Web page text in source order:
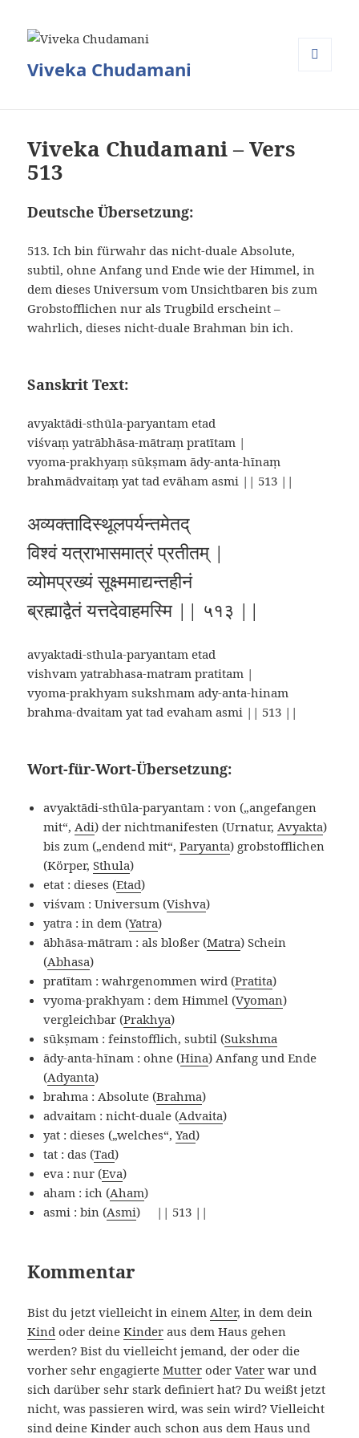
Viveka Chudamani
Viveka Chudamani – Vers
513
Deutsche Übersetzung:
513. Ich bin fürwahr das nicht-duale Absolute,
subtil, ohne Anfang und Ende wie der Himmel, in
dem dieses Universum vom Unsichtbaren bis zum
Grobstofflichen nur als Trugbild erscheint –
wahrlich, dieses nicht-duale Brahman bin ich.
Sanskrit Text:
avyaktādi-sthūla-paryantam etad
viśvaṃ yatrābhāsa-mātraṃ pratītam |
vyoma-prakhyaṃ sūkṣmam ādy-anta-hīnaṃ
brahmādvaitaṃ yat tad evāham asmi || 513 ||
अव्यक्तादिस्थूलपर्यन्तमेतद्
विश्वं यत्राभासमात्रं प्रतीतम् |
व्योमप्रख्यं सूक्ष्ममाद्यन्तहीनं
ब्रह्माद्वैतं यत्तदेवाहमस्मि || ५१३ ||
avyaktadi-sthula-paryantam etad
vishvam yatrabhasa-matram pratitam |
vyoma-prakhyam sukshmam ady-anta-hinam
brahma-dvaitam yat tad evaham asmi || 513 ||
Wort-für-Wort-Übersetzung:
avyaktādi-sthūla-paryantam : von („angefangen
mit“,Adi) der nichtmanifesten (Urnatur,Avyakta)
bis zum („endend mit“,Paryanta) grobstofflichen
(Körper,Sthula)
etat : dieses (Etad)
viśvam : Universum (Vishva)
yatra : in dem (Yatra)
ābhāsa-mātram : als bloßer (Matra) Schein
(Abhasa)
pratītam : wahrgenommen wird (Pratita)
vyoma-prakhyam : dem Himmel (Vyoman)
vergleichbar (Prakhya)
sūkṣmam : feinstofflich, subtil (Sukshma
ādy-anta-hīnam : ohne (Hina) Anfang und Ende
(Adyanta)
brahma : Absolute (Brahma)
advaitam : nicht-duale (Advaita)
yat : dieses („welches“,Yad)
tat : das (Tad)
eva : nur (Eva)
aham : ich (Aham)
asmi : bin (Asmi) || 513 ||
Kommentar
Bist du jetzt vielleicht in einemAlter, in dem dein
Kind oder deineKinder aus dem Haus gehen
werden? Bist du vielleicht jemand, der oder die
vorher sehr engagierteMutter oderVater war und
sich darüber sehr stark definiert hat? Du weißt jetzt
nicht, was passieren wird, was sein wird? Vielleicht
sind deine Kinder auch schon aus dem Haus und